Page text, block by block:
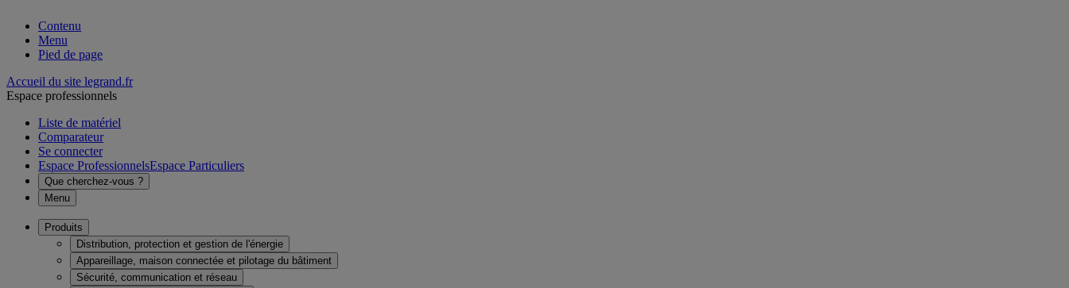
Contenu
Menu
Pied de page
Accueil du site legrand.fr
Espace professionnels
Liste de matériel
Comparateur
Se connecter
Espace ProfessionnelsEspace Particuliers
Que cherchez-vous ?
Menu
Produits
Distribution, protection et gestion de l'énergie
Appareillage, maison connectée et pilotage du bâtiment
Sécurité, communication et réseau